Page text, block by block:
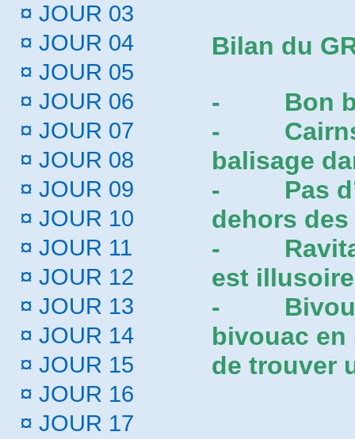
¤ JOUR 03
¤ JOUR 04
¤ JOUR 05
¤ JOUR 06
¤ JOUR 07
¤ JOUR 08
¤ JOUR 09
¤ JOUR 10
¤ JOUR 11
¤ JOUR 12
¤ JOUR 13
¤ JOUR 14
¤ JOUR 15
¤ JOUR 16
¤ JOUR 17
Bilan du
- Bon
-
balisage
- Pas
dehors
-
est
-
bivouac
de trouver